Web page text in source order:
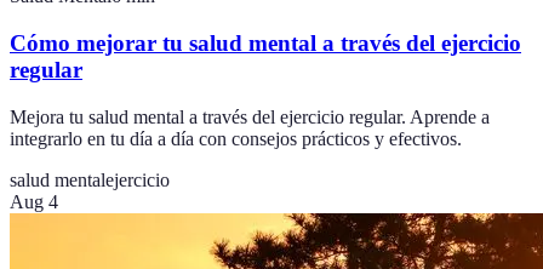
Cómo mejorar tu salud mental a través del ejercicio
regular
Mejora tu salud mental a través del ejercicio regular. Aprende a
integrarlo en tu día a día con consejos prácticos y efectivos.
salud mentalejercicio
Aug 4